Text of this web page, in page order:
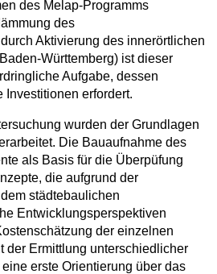
des Melap-Programms
des
Aktivierung des innerörtlichen
Württemberg) ist dieser
Aufgabe, dessen
Investitionen erfordert.
wurden der Grundlagen
Die Bauaufnahme des
als Basis für die Überpüfung
die aufgrund der
städtebaulichen
Entwicklungsperspektiven
der einzelnen
der Ermittlung unterschiedlicher
erste Orientierung über das